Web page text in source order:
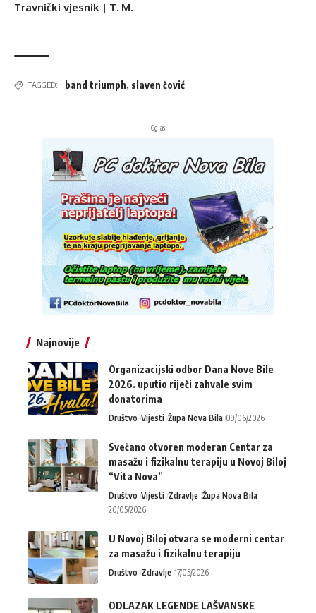
Travnički vjesnik | T. M.
TAGGED: band triumph, slaven čović
- Oglas -
Najnovije
Organizacijski odbor Dana Nove Bile
2026. uputio riječi zahvale svim
donatorima
Društvo Vijesti Župa Nova Bila 09/06/2026
Svečano otvoren moderan Centar za
masažu i fizikalnu terapiju u Novoj Biloj
“Vita Nova”
Društvo Vijesti Zdravlje Župa Nova Bila
20/05/2026
U Novoj Biloj otvara se moderni centar
za masažu i fizikalnu terapiju
Društvo Zdravlje 17/05/2026
ODLAZAK LEGENDE LAŠVANSKE